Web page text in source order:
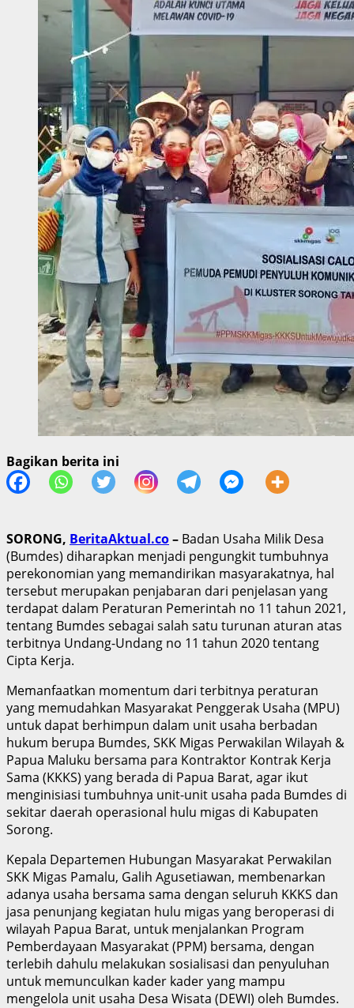
Bagikan berita ini
SORONG, BeritaAktual.co– Badan Usaha Milik Desa
(Bumdes) diharapkan menjadi pengungkit tumbuhnya
perekonomian yang memandirikan masyarakatnya, hal
tersebut merupakan penjabaran dari penjelasan yang
terdapat dalam Peraturan Pemerintah no 11 tahun 2021,
tentang Bumdes sebagai salah satu turunan aturan atas
terbitnya Undang-Undang no 11 tahun 2020 tentang
Cipta Kerja.
Memanfaatkan momentum dari terbitnya peraturan
yang memudahkan Masyarakat Penggerak Usaha (MPU)
untuk dapat berhimpun dalam unit usaha berbadan
hukum berupa Bumdes, SKK Migas Perwakilan Wilayah &
Papua Maluku bersama para Kontraktor Kontrak Kerja
Sama (KKKS) yang berada di Papua Barat, agar ikut
menginisiasi tumbuhnya unit-unit usaha pada Bumdes di
sekitar daerah operasional hulu migas di Kabupaten
Sorong.
Kepala Departemen Hubungan Masyarakat Perwakilan
SKK Migas Pamalu, Galih Agusetiawan, membenarkan
adanya usaha bersama sama dengan seluruh KKKS dan
jasa penunjang kegiatan hulu migas yang beroperasi di
wilayah Papua Barat, untuk menjalankan Program
Pemberdayaan Masyarakat (PPM) bersama, dengan
terlebih dahulu melakukan sosialisasi dan penyuluhan
untuk memunculkan kader kader yang mampu
mengelola unit usaha Desa Wisata (DEWI) oleh Bumdes.